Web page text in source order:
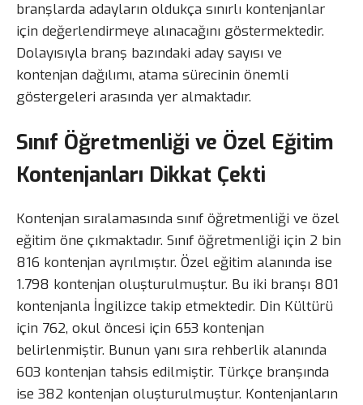
branşlarda adayların oldukça sınırlı kontenjanlar
için değerlendirmeye alınacağını göstermektedir.
Dolayısıyla branş bazındaki aday sayısı ve
kontenjan dağılımı, atama sürecinin önemli
göstergeleri arasında yer almaktadır.
Sınıf Öğretmenliği ve Özel Eğitim
Kontenjanları Dikkat Çekti
Kontenjan sıralamasında sınıf öğretmenliği ve özel
eğitim öne çıkmaktadır. Sınıf öğretmenliği için 2 bin
816 kontenjan ayrılmıştır. Özel eğitim alanında ise
1.798 kontenjan oluşturulmuştur. Bu iki branşı 801
kontenjanla İngilizce takip etmektedir. Din Kültürü
için 762, okul öncesi için 653 kontenjan
belirlenmiştir. Bunun yanı sıra rehberlik alanında
603 kontenjan tahsis edilmiştir. Türkçe branşında
ise 382 kontenjan oluşturulmuştur. Kontenjanların